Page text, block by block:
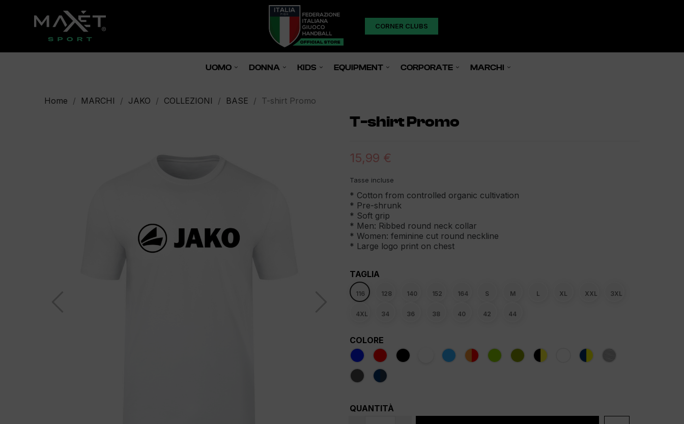
CORNER CLUBS
UOMO DONNA KIDS EQUIPMENT CORPORATE MARCHI
Home MARCHI JAKO COLLEZIONI BASE T-shirt Promo
T-shirt Promo
15,99 €
Tasse incluse
* Cotton from controlled organic cultivation
* Pre-shrunk
* Soft grip
* Men: Ribbed round neck collar
* Women: feminine cut round neckline
* Large logo print on chest
TAGLIA
116 128 140 152 164 S M L XL XXL 3XL
4XL 34 36 38 40 42 44
COLORE
QUANTITÀ